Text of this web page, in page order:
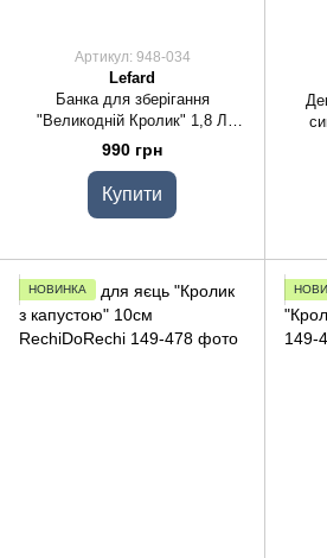
Артикул: 948-034
Lefard
Банка для зберігання
"Великодній Кролик" 1,8 Л
21,5х14,5х14,5СМ
990 грн
Купити
НОВИНКА